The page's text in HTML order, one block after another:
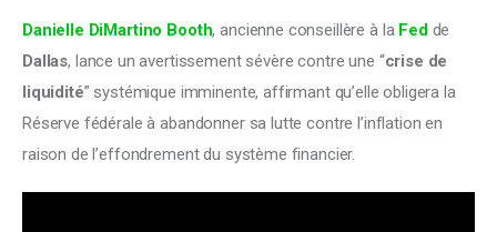
Danielle DiMartino Booth, ancienne conseillère à la Fed de
Dallas, lance un avertissement sévère contre une “crise de
liquidité” systémique imminente, affirmant qu’elle obligera la
Réserve fédérale à abandonner sa lutte contre l’inflation en
raison de l’effondrement du système financier.